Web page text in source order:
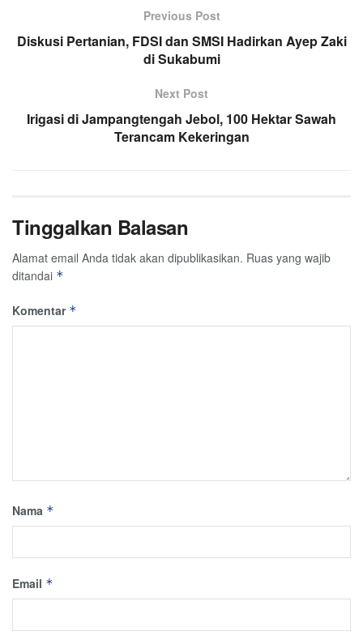
Previous Post
Diskusi Pertanian, FDSI dan SMSI Hadirkan Ayep Zaki
di Sukabumi
Next Post
Irigasi di Jampangtengah Jebol, 100 Hektar Sawah
Terancam Kekeringan
Tinggalkan Balasan
Alamat email Anda tidak akan dipublikasikan. Ruas yang wajib
ditandai *
Komentar *
Nama *
Email *